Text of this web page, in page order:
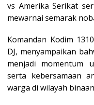
vs Amerika Serikat
mewarnai semarak
Komandan Kodim
DJ, menyampaikan
menjadi momentum
serta kebersamaan
warga di wilayah